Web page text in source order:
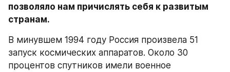
позволяло нам причислять себя к развитым
странам.
В минувшем 1994 году Россия произвела 51
запуск космических аппаратов. Около 30
процентов спутников имели военное